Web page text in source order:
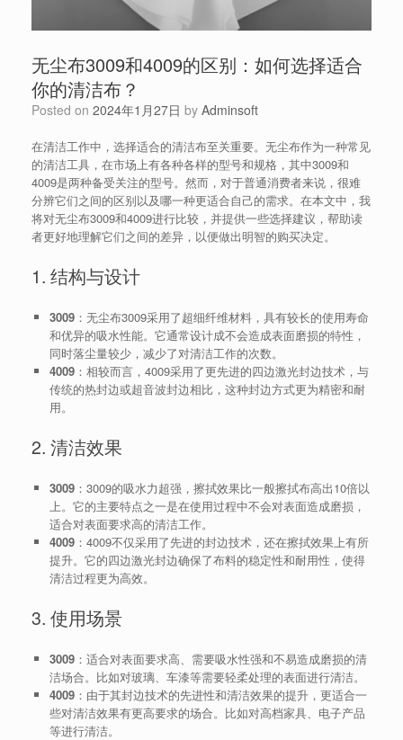
无尘布3009和4009的区别：如何选择适合
你的清洁布？
Posted on 2024年1月27日 by Adminsoft
在清洁工作中，选择适合的清洁布至关重要。无尘布作为一种常见
的清洁工具，在市场上有各种各样的型号和规格，其中3009和
4009是两种备受关注的型号。然而，对于普通消费者来说，很难
分辨它们之间的区别以及哪一种更适合自己的需求。在本文中，我
将对无尘布3009和4009进行比较，并提供一些选择建议，帮助读
者更好地理解它们之间的差异，以便做出明智的购买决定。
1. 结构与设计
3009：无尘布3009采用了超细纤维材料，具有较长的使用寿命
和优异的吸水性能。它通常设计成不会造成表面磨损的特性，
同时落尘量较少，减少了对清洁工作的次数。
4009：相较而言，4009采用了更先进的四边激光封边技术，与
传统的热封边或超音波封边相比，这种封边方式更为精密和耐
用。
2. 清洁效果
3009：3009的吸水力超强，擦拭效果比一般擦拭布高出10倍以
上。它的主要特点之一是在使用过程中不会对表面造成磨损，
适合对表面要求高的清洁工作。
4009：4009不仅采用了先进的封边技术，还在擦拭效果上有所
提升。它的四边激光封边确保了布料的稳定性和耐用性，使得
清洁过程更为高效。
3. 使用场景
3009：适合对表面要求高、需要吸水性强和不易造成磨损的清
洁场合。比如对玻璃、车漆等需要轻柔处理的表面进行清洁。
4009：由于其封边技术的先进性和清洁效果的提升，更适合一
些对清洁效果有更高要求的场合。比如对高档家具、电子产品
等进行清洁。